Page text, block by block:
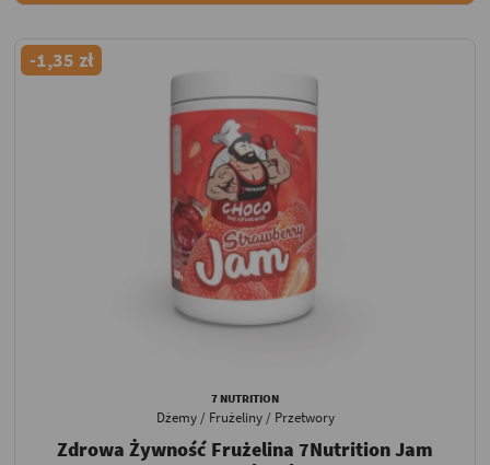
-1,35 zł
7 NUTRITION
Dżemy / Frużeliny / Przetwory
Zdrowa Żywność Frużelina 7Nutrition Jam